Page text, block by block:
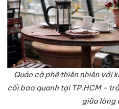
Quán cà phê thiên nhiên với
cối bao quanh tại TP.HCM –
giữa lòng